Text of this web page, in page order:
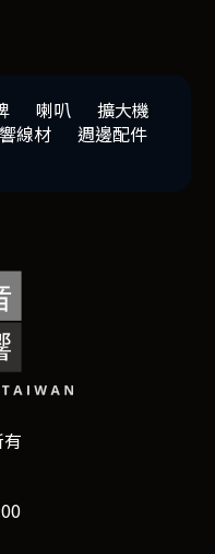
喇叭
擴大機
線材
週邊配件